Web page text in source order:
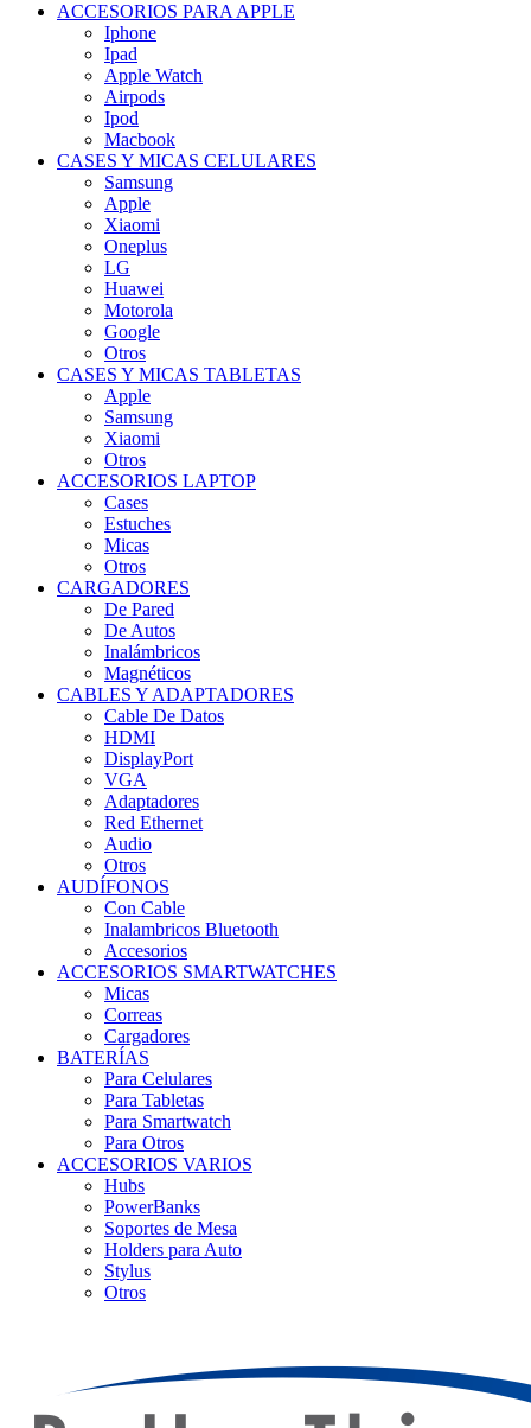
ACCESORIOS PARA APPLE
Iphone
Ipad
Apple Watch
Airpods
Ipod
Macbook
CASES Y MICAS CELULARES
Samsung
Apple
Xiaomi
Oneplus
LG
Huawei
Motorola
Google
Otros
CASES Y MICAS TABLETAS
Apple
Samsung
Xiaomi
Otros
ACCESORIOS LAPTOP
Cases
Estuches
Micas
Otros
CARGADORES
De Pared
De Autos
Inalámbricos
Magnéticos
CABLES Y ADAPTADORES
Cable De Datos
HDMI
DisplayPort
VGA
Adaptadores
Red Ethernet
Audio
Otros
AUDÍFONOS
Con Cable
Inalambricos Bluetooth
Accesorios
ACCESORIOS SMARTWATCHES
Micas
Correas
Cargadores
BATERÍAS
Para Celulares
Para Tabletas
Para Smartwatch
Para Otros
ACCESORIOS VARIOS
Hubs
PowerBanks
Soportes de Mesa
Holders para Auto
Stylus
Otros